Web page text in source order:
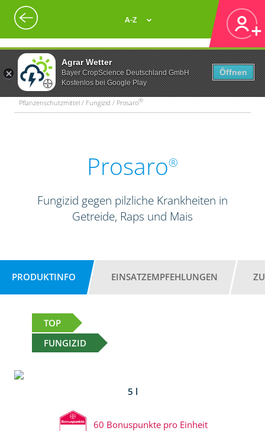
Agrar Wetter
Bayer CropScience Deutschland GmbH
Kostenlos bei Google Play
Öffnen
A-Z
Pflanzenschutzmittel / Fungizid / Prosaro®
Prosaro®
Fungizid gegen pilzliche Krankheiten in
Getreide, Raps und Mais
PRODUKTINFO EINSATZEMPFEHLUNGEN
TOP
FUNGIZID
5 l
60 Bonuspunkte pro Einheit